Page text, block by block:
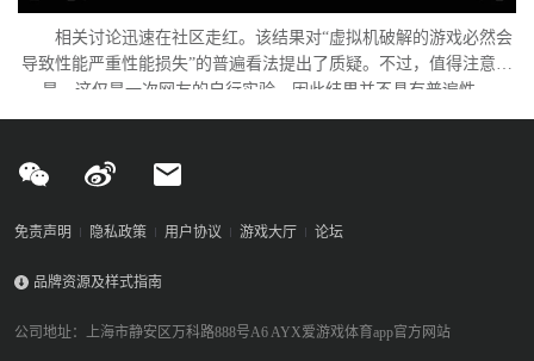
相关讨论迅速在社区走红。该结果对“虚拟机破解的游戏必然会
导致性能严重性能损失”的普遍看法提出了质疑。不过，值得注意的
是，这仅是一次网友的自行实验，因此结果并不具有普遍性。
免责声明 隐私政策 用户协议 游戏大厅 论坛
品牌资源及样式指南
公司地址：上海市静安区万科路888号A6 AYX爱游戏体育app官方网站